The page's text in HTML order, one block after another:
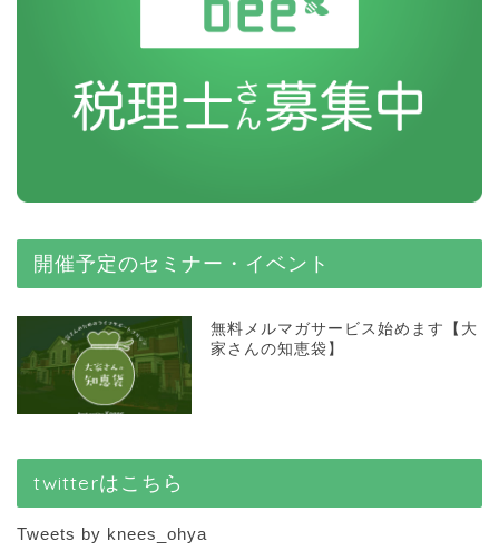
開催予定のセミナー・イベント
無料メルマガサービス始めます【大
家さんの知恵袋】
twitterはこちら
Tweets by knees_ohya